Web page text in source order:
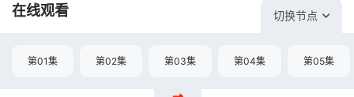
在线观看 切换节点
第01集 第02集 第03集 第04集 第05集